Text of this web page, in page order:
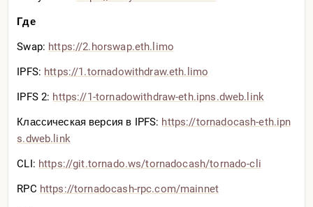
Где
Swap: https://2.horswap.eth.limo
IPFS: https://1.tornadowithdraw.eth.limo
IPFS 2: https://1-tornadowithdraw-eth.ipns.dweb.link
Классическая версия в IPFS: https://tornadocash-eth.ipn
s.dweb.link
CLI: https://git.tornado.ws/tornadocash/tornado-cli
RPC https://tornadocash-rpc.com/mainnet